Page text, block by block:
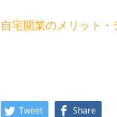
自宅開業のメリット
Tweet Share